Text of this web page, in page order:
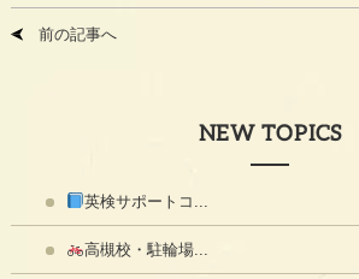
前の記事へ
NEW TOPICS
英検サポートコ...
高槻校・駐輪場...